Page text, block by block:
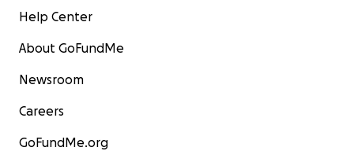
Help Center
About GoFundMe
Newsroom
Careers
GoFundMe.org